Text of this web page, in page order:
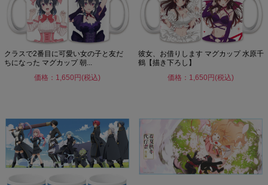
クラスで2番目に可愛い女の子と友だ
ちになった マグカップ 朝...
価格：1,650円(税込)
彼女、お借りします マグカップ 水原千
鶴【描き下ろし】
価格：1,650円(税込)